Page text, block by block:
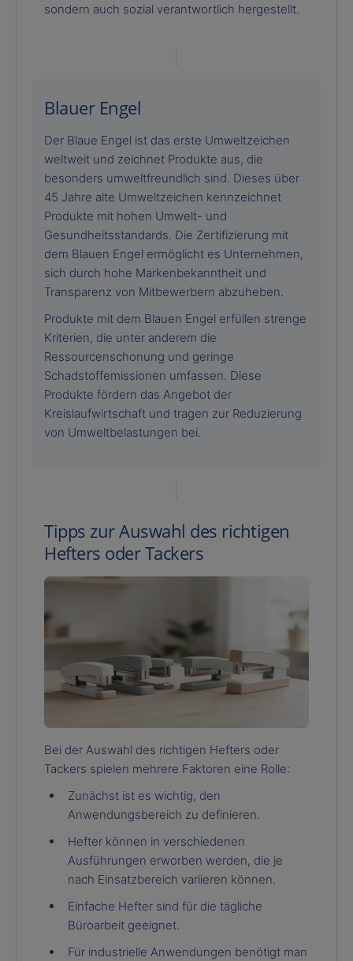
sondern auch sozial verantwortlich hergestellt.
Blauer Engel
Der Blaue Engel ist das erste Umweltzeichen
weltweit und zeichnet Produkte aus, die
besonders umweltfreundlich sind. Dieses über
45 Jahre alte Umweltzeichen kennzeichnet
Produkte mit hohen Umwelt- und
Gesundheitsstandards. Die Zertifizierung mit
dem Blauen Engel ermöglicht es Unternehmen,
sich durch hohe Markenbekanntheit und
Transparenz von Mitbewerbern abzuheben.
Produkte mit dem Blauen Engel erfüllen strenge
Kriterien, die unter anderem die
Ressourcenschonung und geringe
Schadstoffemissionen umfassen. Diese
Produkte fördern das Angebot der
Kreislaufwirtschaft und tragen zur Reduzierung
von Umweltbelastungen bei.
Tipps zur Auswahl des richtigen
Hefters oder Tackers
Bei der Auswahl des richtigen Hefters oder
Tackers spielen mehrere Faktoren eine Rolle:
Zunächst ist es wichtig, den
Anwendungsbereich zu definieren.
Hefter können in verschiedenen
Ausführungen erworben werden, die je
nach Einsatzbereich variieren können.
Einfache Hefter sind für die tägliche
Büroarbeit geeignet.
Für industrielle Anwendungen benötigt man